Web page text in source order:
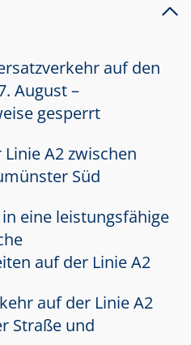
auf den
August –
gesperrt
A2 zwischen
Süd
eine leistungsfähige
auf der Linie A2
auf der Linie A2
Straße und